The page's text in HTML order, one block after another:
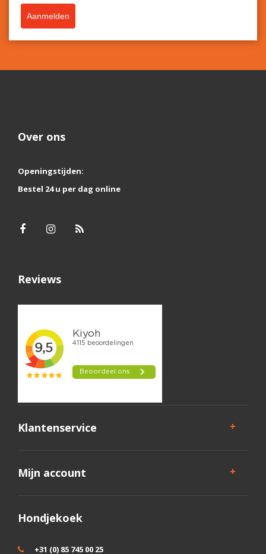
Aanmelden
Over ons
Openingstijden:
Bestel 24 u per dag online
Reviews
Klantenservice
Mijn account
Hondjekoek
+31 (0) 85 745 00 25